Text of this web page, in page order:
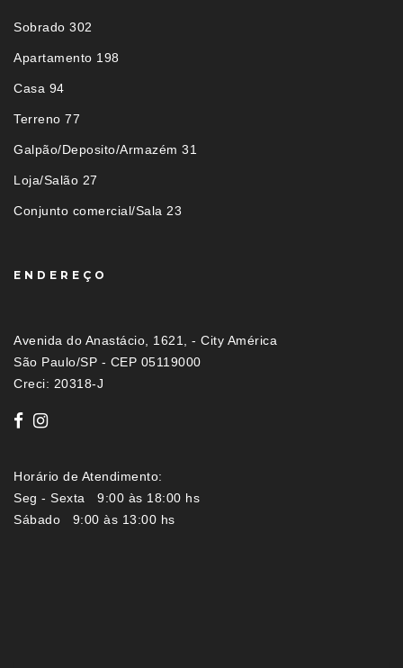
Sobrado 302
Apartamento 198
Casa 94
Terreno 77
Galpão/Deposito/Armazém 31
Loja/Salão 27
Conjunto comercial/Sala 23
ENDEREÇO
Avenida do Anastácio, 1621, - City América
São Paulo/SP - CEP 05119000
Creci: 20318-J
Horário de Atendimento:
Seg - Sexta 9:00 às 18:00 hs
Sábado 9:00 às 13:00 hs